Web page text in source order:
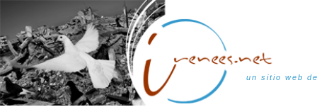
un sitio web